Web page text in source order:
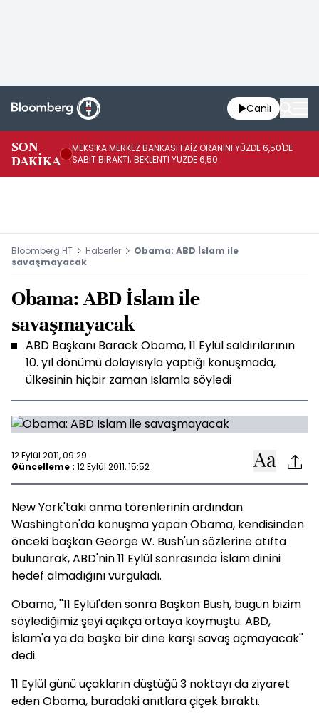
Canlı
SON
DAKİKA
MEKSİKA MERKEZ BANKASI FAİZ ORANINI YÜZDE 6,50'DE
SABİT BIRAKTI; BEKLENTİ YÜZDE 6,50
Bloomberg HT Haberler
Obama: ABD İslam ile
savaşmayacak
Obama: ABD İslam ile
savaşmayacak
ABD Başkanı Barack Obama, 11 Eylül saldırılarının
10. yıl dönümü dolayısıyla yaptığı konuşmada,
ülkesinin hiçbir zaman İslamla söyledi
12 Eylül 2011, 09:29
Güncelleme : 12 Eylül 2011, 15:52
New York'taki anma törenlerinin ardından
Washington'da konuşma yapan Obama, kendisinden
önceki başkan George W. Bush'un sözlerine atıfta
bulunarak, ABD'nin 11 Eylül sonrasında İslam dinini
hedef almadığını vurguladı.
Obama, ''11 Eylül'den sonra Başkan Bush, bugün bizim
söylediğimiz şeyi açıkça ortaya koymuştu. ABD,
İslam'a ya da başka bir dine karşı savaş açmayacak''
dedi.
11 Eylül günü uçakların düştüğü 3 noktayı da ziyaret
eden Obama, buradaki anıtlara çiçek bıraktı.